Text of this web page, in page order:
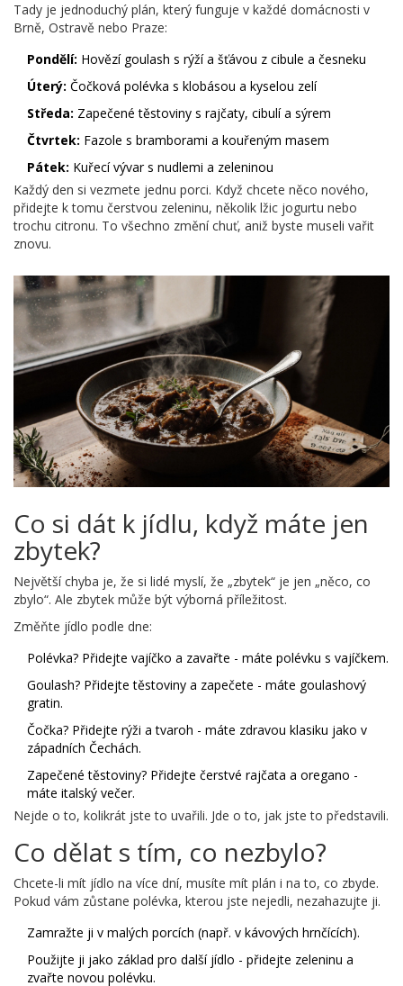
Tady je jednoduchý plán, který funguje v každé domácnosti v
Brně, Ostravě nebo Praze:
Pondělí: Hovězí goulash s rýží a šťávou z cibule a česneku
Úterý: Čočková polévka s klobásou a kyselou zelí
Středa: Zapečené těstoviny s rajčaty, cibulí a sýrem
Čtvrtek: Fazole s bramborami a kouřeným masem
Pátek: Kuřecí vývar s nudlemi a zeleninou
Každý den si vezmete jednu porci. Když chcete něco nového,
přidejte k tomu čerstvou zeleninu, několik lžic jogurtu nebo
trochu citronu. To všechno změní chuť, aniž byste museli vařit
znovu.
Co si dát k jídlu, když máte jen
zbytek?
Největší chyba je, že si lidé myslí, že „zbytek“ je jen „něco, co
zbylo“. Ale zbytek může být výborná příležitost.
Změňte jídlo podle dne:
Polévka? Přidejte vajíčko a zavařte - máte polévku s vajíčkem.
Goulash? Přidejte těstoviny a zapečete - máte goulashový
gratin.
Čočka? Přidejte rýži a tvaroh - máte zdravou klasiku jako v
západních Čechách.
Zapečené těstoviny? Přidejte čerstvé rajčata a oregano -
máte italský večer.
Nejde o to, kolikrát jste to uvařili. Jde o to, jak jste to představili.
Co dělat s tím, co nezbylo?
Chcete-li mít jídlo na více dní, musíte mít plán i na to, co zbyde.
Pokud vám zůstane polévka, kterou jste nejedli, nezahazujte ji.
Zamražte ji v malých porcích (např. v kávových hrnčících).
Použijte ji jako základ pro další jídlo - přidejte zeleninu a
zvařte novou polévku.